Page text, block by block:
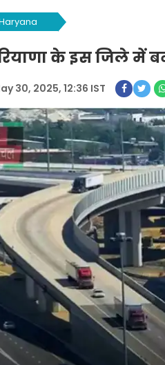
के इस जिले में
30, 2025, 12:36 IST